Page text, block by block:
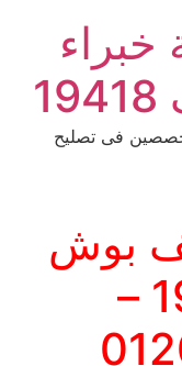
خبراء
فى تصليح
بوش
مصر 19418 –